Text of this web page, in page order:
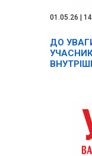
01.05.26 |
ДО